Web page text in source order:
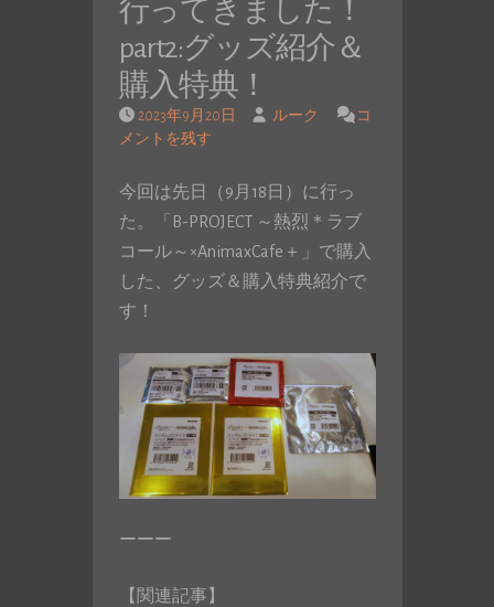
行ってきました！
part2:グッズ紹介＆
購入特典！
2023年9月20日 ルーク
コ
メントを残す
今回は先日（9月18日）に行っ
た。「B-PROJECT ～熱烈＊ラブ
コール～×AnimaxCafe＋」で購入
した、グッズ＆購入特典紹介で
す！
ーーー
【関連記事】